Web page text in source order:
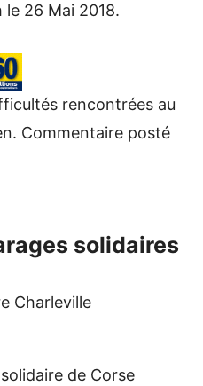
26 Mai 2018.
rencontrées au
Commentaire posté
solidaires
Charleville
de Corse